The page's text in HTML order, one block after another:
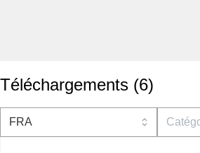
Téléchargements (6)